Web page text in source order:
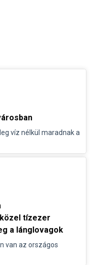
víz nélkül maradnak a
tízezer
a lánglovagok
van az országos